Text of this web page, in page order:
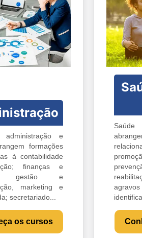
administração e
formações
à contabilidade
finanças e
gestão e
marketing e
secretariado...
os cursos